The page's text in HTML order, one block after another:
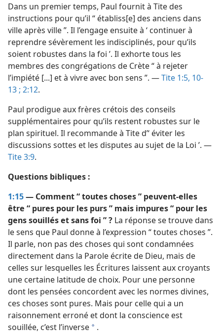
Dans un premier temps, Paul fournit à Tite des
instructions pour qu’il “ établiss[e] des anciens dans
ville après ville ”. Il l’engage ensuite à ‘ continuer à
reprendre sévèrement les indisciplinés, pour qu’ils
soient robustes dans la foi ’. Il exhorte tous les
membres des congrégations de Crète “ à rejeter
l’impiété [...] et à vivre avec bon sens ”. —Tite 1:5, 10-
13 ; 2:12.
Paul prodigue aux frères crétois des conseils
supplémentaires pour qu’ils restent robustes sur le
plan spirituel. Il recommande à Tite d’‘ éviter les
discussions sottes et les disputes au sujet de la Loi ’. —
Tite 3:9.
Questions bibliques :
1:15— Comment “ toutes choses ” peuvent-​elles
être “ pures pour les purs ” mais impures “ pour les
gens souillés et sans foi ” ? La réponse se trouve dans
le sens que Paul donne à l’expression “ toutes choses ”.
Il parle, non pas des choses qui sont condamnées
directement dans la Parole écrite de Dieu, mais de
celles sur lesquelles les Écritures laissent aux croyants
une certaine latitude de choix. Pour une personne
dont les pensées concordent avec les normes divines,
ces choses sont pures. Mais pour celle qui a un
raisonnement erroné et dont la conscience est
souillée, c’est l’inverse a .